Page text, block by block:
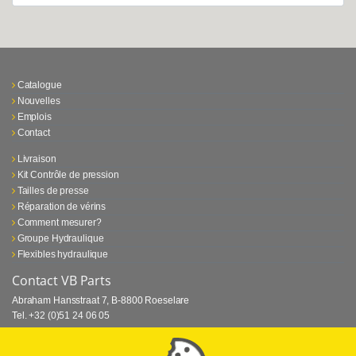
Catalogue
Nouvelles
Emplois
Contact
Livraison
Kit Contrôle de pression
Tailles de presse
Réparation de vérins
Comment mesurer?
Groupe Hydraulique
Flexibles hydraulique
Contact VB Parts
Abraham Hansstraat 7, B-8800 Roeselare
Tel. +32 (0)51 24 06 05